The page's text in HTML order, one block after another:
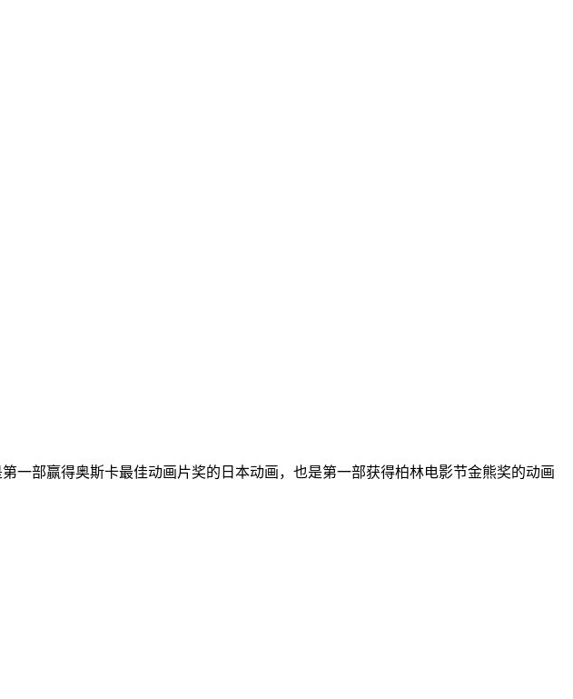
一部赢得奥斯卡最佳动画片奖的日本动画，也是第一部获得柏林电影节金熊奖的动画